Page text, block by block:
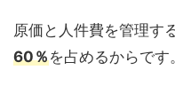
原価と人件費を管理す
60％を占めるからです。